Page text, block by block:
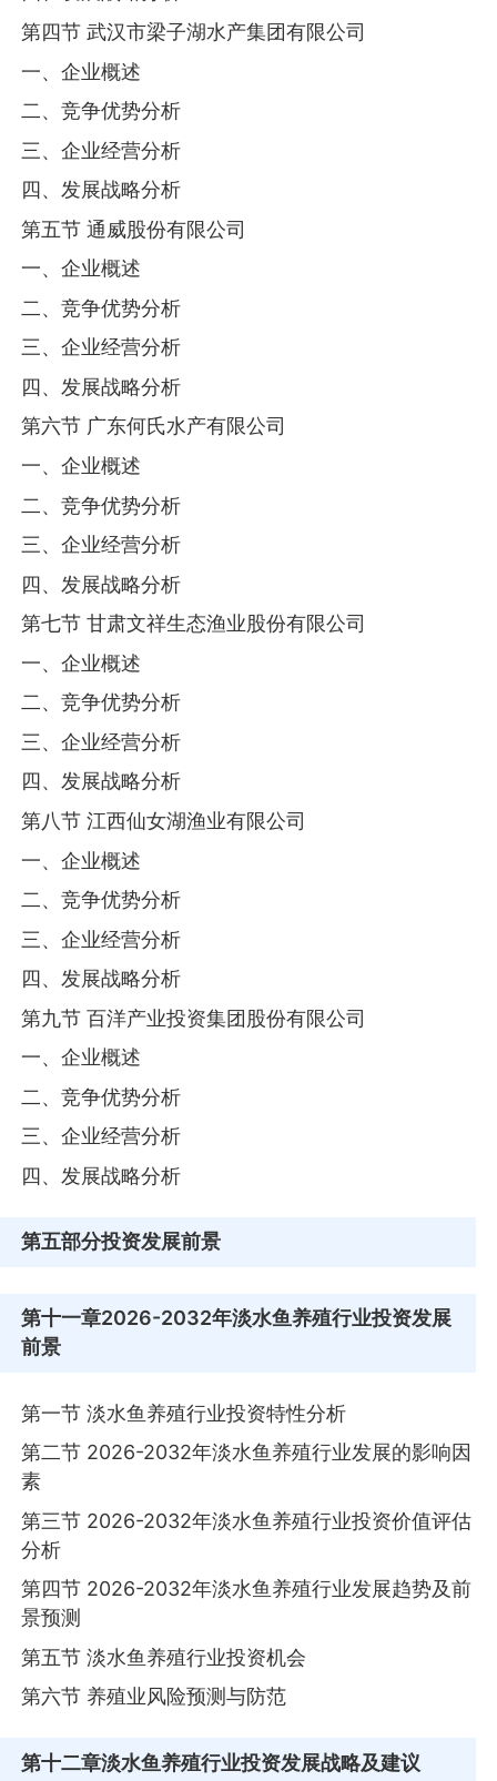
第四节 武汉市梁子湖水产集团有限公司
一、企业概述
二、竞争优势分析
三、企业经营分析
四、发展战略分析
第五节 通威股份有限公司
一、企业概述
二、竞争优势分析
三、企业经营分析
四、发展战略分析
第六节 广东何氏水产有限公司
一、企业概述
二、竞争优势分析
三、企业经营分析
四、发展战略分析
第七节 甘肃文祥生态渔业股份有限公司
一、企业概述
二、竞争优势分析
三、企业经营分析
四、发展战略分析
第八节 江西仙女湖渔业有限公司
一、企业概述
二、竞争优势分析
三、企业经营分析
四、发展战略分析
第九节 百洋产业投资集团股份有限公司
一、企业概述
二、竞争优势分析
三、企业经营分析
四、发展战略分析
第五部分投资发展前景
第十一章2026-2032年淡水鱼养殖行业投资发展
前景
第一节 淡水鱼养殖行业投资特性分析
第二节 2026-2032年淡水鱼养殖行业发展的影响因
素
第三节 2026-2032年淡水鱼养殖行业投资价值评估
分析
第四节 2026-2032年淡水鱼养殖行业发展趋势及前
景预测
第五节 淡水鱼养殖行业投资机会
第六节 养殖业风险预测与防范
第十二章淡水鱼养殖行业投资发展战略及建议